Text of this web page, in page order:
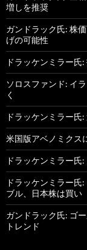
増しを推奨
ガンドラック氏: 株
げの可能性
ドラッケンミラー
ソロスファンド: イ
く
ドラッケンミラー
米国版アベノミクス
ドラッケンミラー
ドラッケンミラー
ブル、日本株は買い
ガンドラック氏: ゴ
トレンド